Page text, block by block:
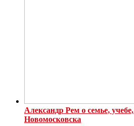
Александр Рем о семье,
Новомосковска